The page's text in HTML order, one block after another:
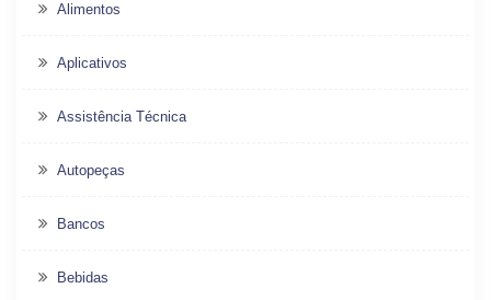
Alimentos
Aplicativos
Assistência Técnica
Autopeças
Bancos
Bebidas